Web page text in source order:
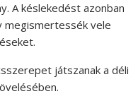
A késlekedést azonban
megismertessék vele
játszanak a déli